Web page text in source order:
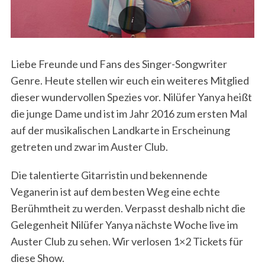
Liebe Freunde und Fans des Singer-Songwriter
Genre. Heute stellen wir euch ein weiteres Mitglied
dieser wundervollen Spezies vor. Nilüfer Yanya heißt
die junge Dame und ist im Jahr 2016 zum ersten Mal
auf der musikalischen Landkarte in Erscheinung
getreten und zwar im Auster Club.
Die talentierte Gitarristin und bekennende
Veganerin ist auf dem besten Weg eine echte
Berühmtheit zu werden. Verpasst deshalb nicht die
Gelegenheit Nilüfer Yanya nächste Woche live im
Auster Club zu sehen. Wir verlosen 1×2 Tickets für
diese Show.